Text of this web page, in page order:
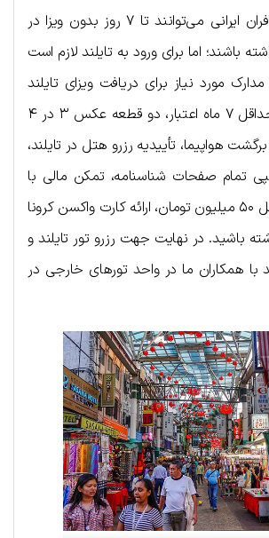
به بیان دیگر مسافران ایرانی می‌توانند تا ۷ روز بدون ویزا در
باشند؛ اما برای ورود به تایلند لازم است
مورد نیاز برای دریافت ویزای تایلند
اصل پاسپورت با حداقل ۷ ماه اعتبار، دو قطعه عکس ۳ در ۴
هواپیما، تأییدیه رزرو هتل در تایلند،
تمام صفحات شناسنامه، تمکن مالی با
مانده حساب حداقل ۵۰ میلیون تومان، ارائه کارت واکسن کرونا
باشید. در نهایت جهت رزرو تور تایلند و
با همکاران ما در واحد تورهای خارجی در